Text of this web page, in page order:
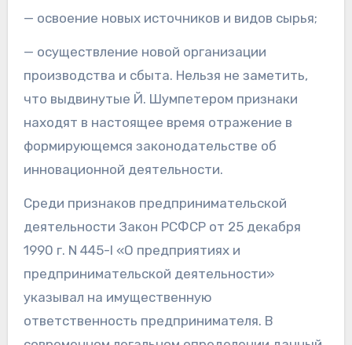
— освоение новых источников и видов сырья;
— осуществление новой организации
производства и сбыта. Нельзя не заметить,
что выдвинутые Й. Шумпетером признаки
находят в настоящее время отражение в
формирующемся законодательстве об
инновационной деятельности.
Среди признаков предпринимательской
деятельности Закон РСФСР от 25 декабря
1990 г. N 445-I «О предприятиях и
предпринимательской деятельности»
указывал на имущественную
ответственность предпринимателя. В